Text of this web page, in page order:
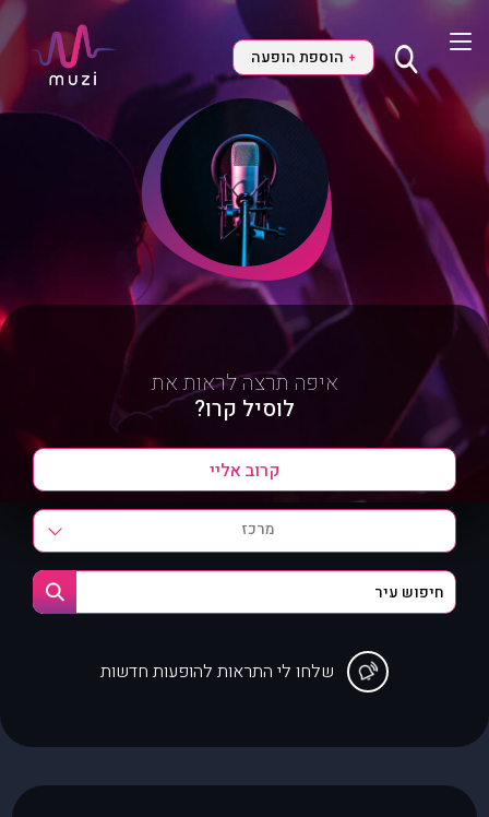
+ הוספת הופעה
איפה תרצה לראות את
לוסיל קרו?
מרכז
שלחו לי התראות להופעות חדשות